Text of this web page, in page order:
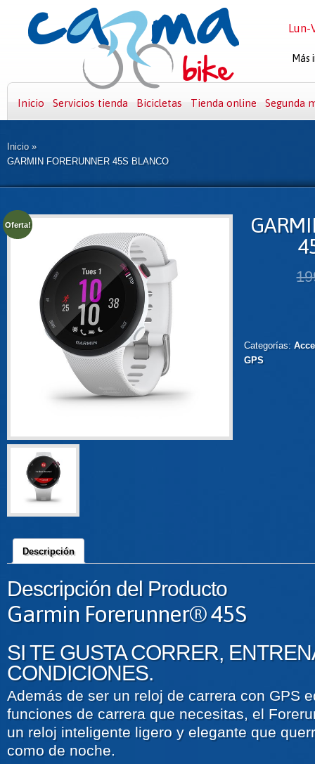
Inicio Servicios tienda Bicicletas Tienda online Segunda
Inicio »
GARMIN FORERUNNER 45S BLANCO
Oferta!
Categorías:
GPS
Descripción
Descripción del Producto
Garmin Forerunner® 45S
SI TE GUSTA CORRER,
CONDICIONES.
Además de ser un reloj de carrera con GPS
funciones de carrera que necesitas, el
un reloj inteligente ligero y elegante que
como de noche.
Lun-
Más